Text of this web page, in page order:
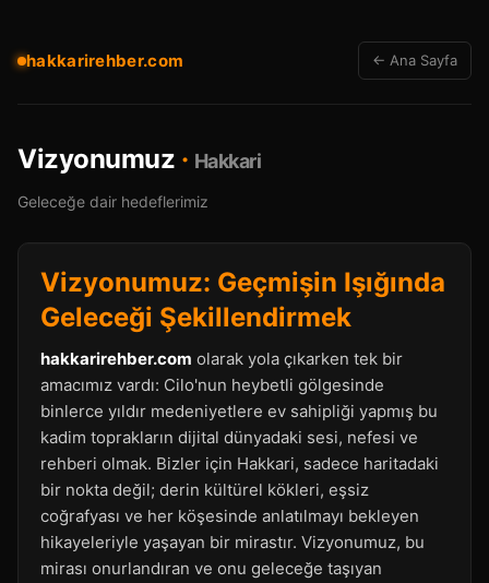
hakkarirehber.com ← Ana Sayfa
Vizyonumuz · Hakkari
Geleceğe dair hedeflerimiz
Vizyonumuz: Geçmişin Işığında
Geleceği Şekillendirmek
hakkarirehber.com olarak yola çıkarken tek bir
amacımız vardı: Cilo'nun heybetli gölgesinde
binlerce yıldır medeniyetlere ev sahipliği yapmış bu
kadim toprakların dijital dünyadaki sesi, nefesi ve
rehberi olmak. Bizler için Hakkari, sadece haritadaki
bir nokta değil; derin kültürel kökleri, eşsiz
coğrafyası ve her köşesinde anlatılmayı bekleyen
hikayeleriyle yaşayan bir mirastır. Vizyonumuz, bu
mirası onurlandıran ve onu geleceğe taşıyan